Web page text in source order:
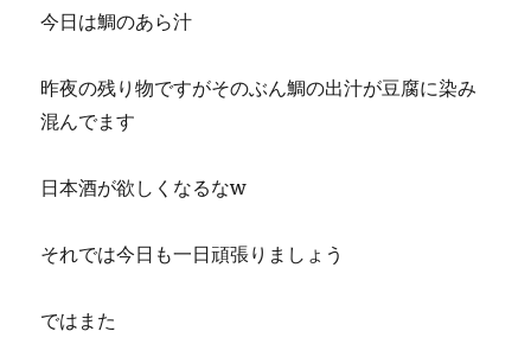
今日は鯛のあら汁
昨夜の残り物ですがそのぶん鯛の出汁が豆腐に染み
混んでます
日本酒が欲しくなるなw
それでは今日も一日頑張りましょう
ではまた